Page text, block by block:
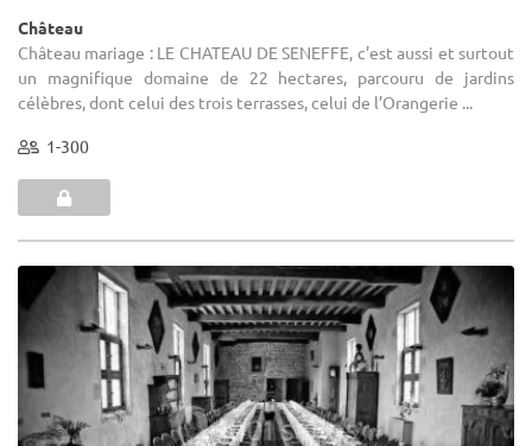
Château
Château mariage : LE CHATEAU DE SENEFFE, c’est aussi et surtout
un magnifique domaine de 22 hectares, parcouru de jardins
célèbres, dont celui des trois terrasses, celui de l’Orangerie ...
1-300